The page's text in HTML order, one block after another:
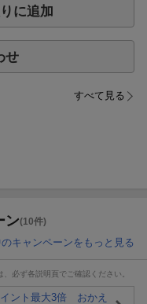
に追加
せ
すべて見る
ン(10件)
のキャンペーンをもっと見る
必ず各説明頁でご確認ください。
イント最大3倍 おかえ